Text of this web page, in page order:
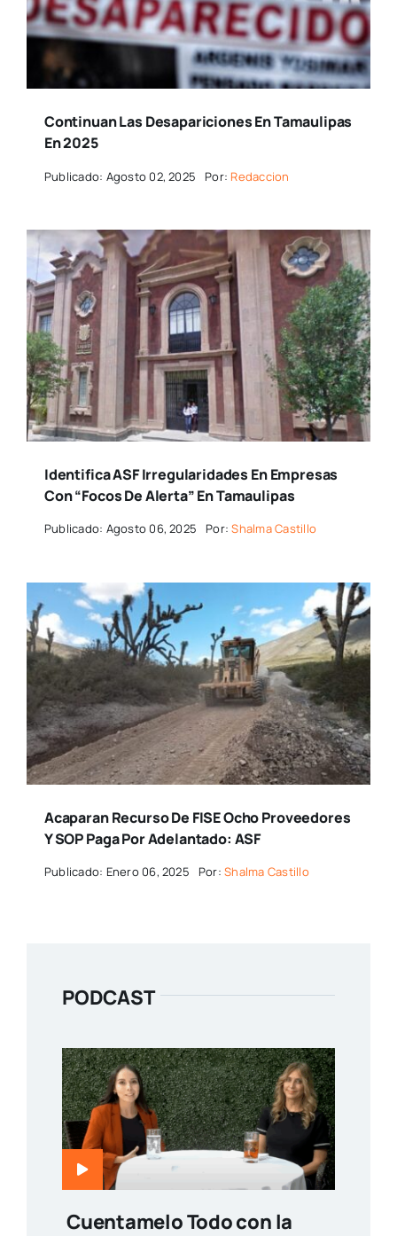
Continuan Las Desapariciones En Tamaulipas
En 2025
Publicado: Agosto 02, 2025 Por: Redaccion
Identifica ASF Irregularidades En Empresas
Con “focos De Alerta” En Tamaulipas
Publicado: Agosto 06, 2025 Por:Shalma Castillo
Acaparan Recurso De FISE Ocho Proveedores
Y SOP Paga Por Adelantado: ASF
Publicado: Enero 06, 2025 Por:Shalma Castillo
PODCAST
Cuentamelo Todo con la